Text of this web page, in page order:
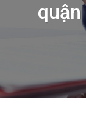
quận